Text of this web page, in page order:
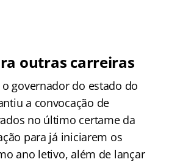
outras carreiras
governador do estado do
a convocação de
no último certame da
para já iniciarem os
ano letivo, além de lançar